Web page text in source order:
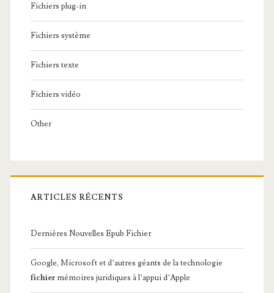
Fichiers plug-in
Fichiers système
Fichiers texte
Fichiers vidéo
Other
ARTICLES RÉCENTS
Dernières Nouvelles Epub Fichier
Google, Microsoft et d’autres géants de la technologie
fichier mémoires juridiques à l’appui d’Apple